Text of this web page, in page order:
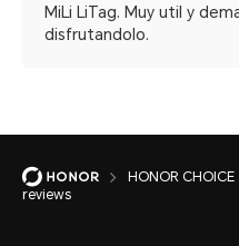
MiLi LiTag. Muy util y
disfrutandolo.
HONOR CHOICE
reviews